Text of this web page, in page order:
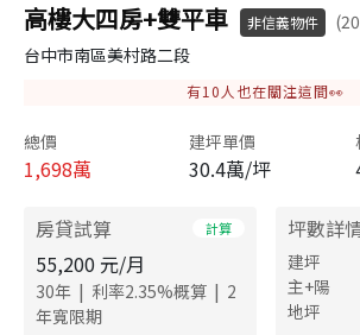
高樓大四房+雙平車 非信義物件
台中市南區美村路二段
有10 人也在關注這間👀
總價
1,698萬
建坪單價
30.4萬/坪
房貸試算 計算
55,200 元/月
30年 | 利率2.35%概算 | 2
年寬限期
坪數詳
建坪
主+陽
地坪